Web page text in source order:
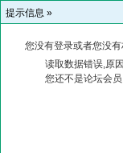
提示信息 »
您没有登录或者您没
读取数据错误,原
您还不是论坛会